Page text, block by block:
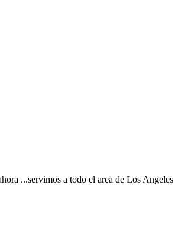
...servimos a todo el area de Los Angeles